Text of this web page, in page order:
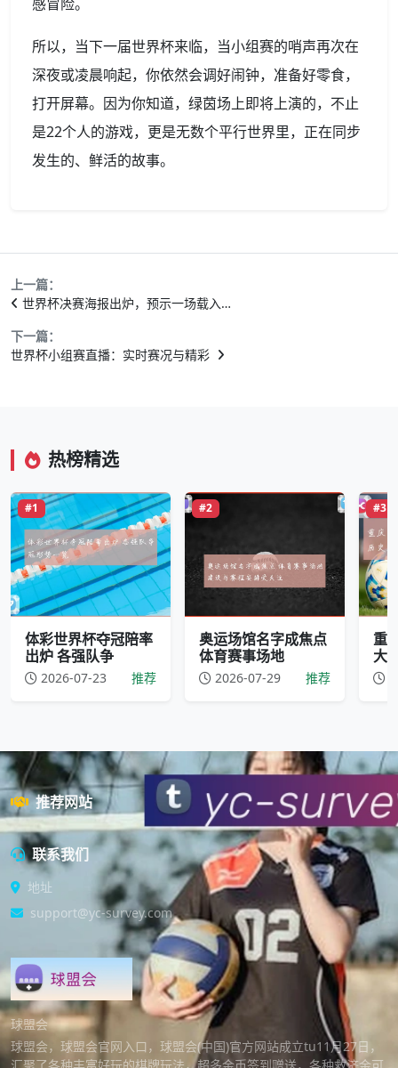
所以，当下一届世界杯来临，当小组赛的哨声再次在
深夜或凌晨响起，你依然会调好闹钟，准备好零食，
打开屏幕。因为你知道，绿茵场上即将上演的，不止
是22个人的游戏，更是无数个平行世界里，正在同步
发生的、鲜活的故事。
上一篇：
世界杯决赛海报出炉，预示一场载入…
下一篇：
世界杯小组赛直播：实时赛况与精彩
热榜精选
#1
体彩世界杯夺冠陪率
出炉 各强队争
2026-07-23 推荐
#2
奥运场馆名字成焦点
体育赛事场地
2026-07-29 推荐
#3
重
大
推荐网站
联系我们
地址
support@yc-survey.com
球盟会
球盟会，球盟会官网入口，球盟会(中国)官方网站成立tu11月27日，